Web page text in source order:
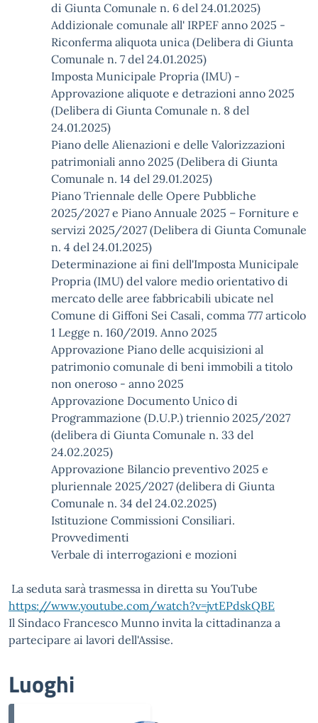
di Giunta Comunale n. 6 del 24.01.2025)
Addizionale comunale all' IRPEF anno 2025 -
Riconferma aliquota unica (Delibera di Giunta
Comunale n. 7 del 24.01.2025)
Imposta Municipale Propria (IMU) -
Approvazione aliquote e detrazioni anno 2025
(Delibera di Giunta Comunale n. 8 del
24.01.2025)
Piano delle Alienazioni e delle Valorizzazioni
patrimoniali anno 2025 (Delibera di Giunta
Comunale n. 14 del 29.01.2025)
Piano Triennale delle Opere Pubbliche
2025/2027 e Piano Annuale 2025 – Forniture e
servizi 2025/2027 (Delibera di Giunta Comunale
n. 4 del 24.01.2025)
Determinazione ai fini dell'Imposta Municipale
Propria (IMU) del valore medio orientativo di
mercato delle aree fabbricabili ubicate nel
Comune di Giffoni Sei Casali, comma 777 articolo
1 Legge n. 160/2019. Anno 2025
Approvazione Piano delle acquisizioni al
patrimonio comunale di beni immobili a titolo
non oneroso - anno 2025
Approvazione Documento Unico di
Programmazione (D.U.P.) triennio 2025/2027
(delibera di Giunta Comunale n. 33 del
24.02.2025)
Approvazione Bilancio preventivo 2025 e
pluriennale 2025/2027 (delibera di Giunta
Comunale n. 34 del 24.02.2025)
Istituzione Commissioni Consiliari.
Provvedimenti
Verbale di interrogazioni e mozioni
La seduta sarà trasmessa in diretta su YouTube
https://www.youtube.com/watch?v=jvtEPdskQBE
Il Sindaco Francesco Munno invita la cittadinanza a
partecipare ai lavori dell'Assise.
Luoghi